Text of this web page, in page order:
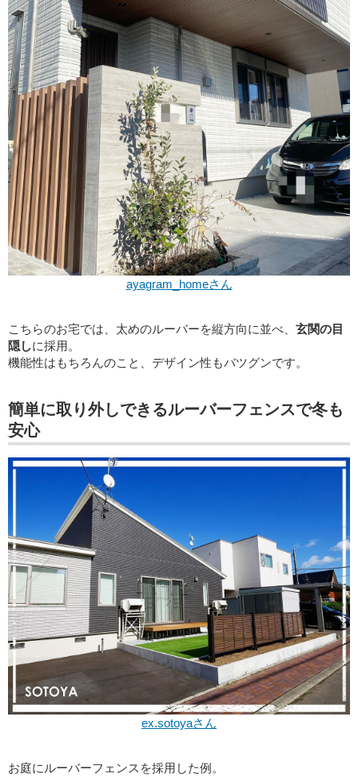
ayagram_homeさん
こちらのお宅では、太めのルーバーを縦方向に並べ、 玄関の目
隠しに採用。
機能性はもちろんのこと、デザイン性もバツグンです。
簡単に取り外しできるルーバーフェンスで冬も
安心
ex.sotoyaさん
お庭にルーバーフェンスを採用した例。